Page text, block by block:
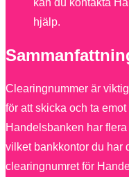
kan du kontakta
hjälp.
Clearingnummer är
för att skicka och ta
Handelsbanken har
vilket bankkontor du har
clearingnumret för